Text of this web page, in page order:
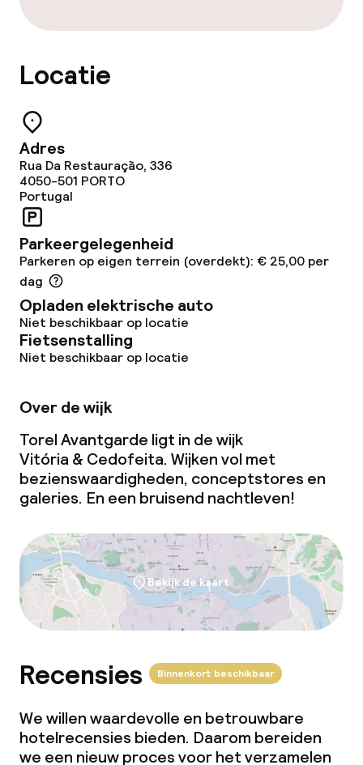
Restaurant
Bar
Eet- en drinkdiensten
Ontbijtbuffet
Lunch à la carte
Diner à la carte
Dieetopties
Speciale dieetopties
Vegetarische opties
Faciliteiten en diensten voor kinderen
Schoonmaakvoorzieningen
Wasservice
Locatie
Adres
Rua Da Restauração, 336
4050-501 PORTO
Portugal
Parkeergelegenheid
Parkeren op eigen terrein (overdekt): € 25,00 per
dag
Opladen elektrische auto
Niet beschikbaar op locatie
Fietsenstalling
Niet beschikbaar op locatie
Over de wijk
Torel Avantgarde ligt in de wijk
Vitória & Cedofeita. Wijken vol met
bezienswaardigheden, conceptstores en
galeries. En een bruisend nachtleven!
Bekijk de kaart
Recensies Binnenkort beschikbaar
We willen waardevolle en betrouwbare
hotelrecensies bieden. Daarom bereiden
we een nieuw proces voor het verzamelen